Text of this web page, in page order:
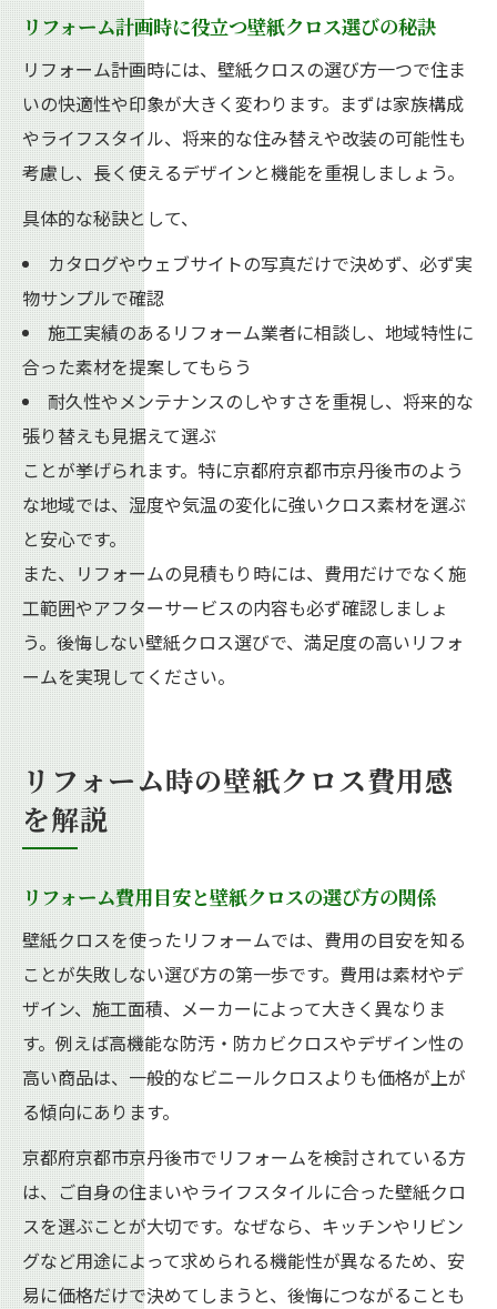
リフォーム計画時に役立つ壁紙クロス選びの秘訣
リフォーム計画時には、壁紙クロスの選び方一つで住ま
いの快適性や印象が大きく変わります。まずは家族構成
やライフスタイル、将来的な住み替えや改装の可能性も
考慮し、長く使えるデザインと機能を重視しましょう。
具体的な秘訣として、
カタログやウェブサイトの写真だけで決めず、必ず実
物サンプルで確認
施工実績のあるリフォーム業者に相談し、地域特性に
合った素材を提案してもらう
耐久性やメンテナンスのしやすさを重視し、将来的な
張り替えも見据えて選ぶ
ことが挙げられます。特に京都府京都市京丹後市のよう
な地域では、湿度や気温の変化に強いクロス素材を選ぶ
と安心です。
また、リフォームの見積もり時には、費用だけでなく施
工範囲やアフターサービスの内容も必ず確認しましょ
う。後悔しない壁紙クロス選びで、満足度の高いリフォ
ームを実現してください。
リフォーム時の壁紙クロス費用感
を解説
リフォーム費用目安と壁紙クロスの選び方の関係
壁紙クロスを使ったリフォームでは、費用の目安を知る
ことが失敗しない選び方の第一歩です。費用は素材やデ
ザイン、施工面積、メーカーによって大きく異なりま
す。例えば高機能な防汚・防カビクロスやデザイン性の
高い商品は、一般的なビニールクロスよりも価格が上が
る傾向にあります。
京都府京都市京丹後市でリフォームを検討されている方
は、ご自身の住まいやライフスタイルに合った壁紙クロ
スを選ぶことが大切です。なぜなら、キッチンやリビン
グなど用途によって求められる機能性が異なるため、安
易に価格だけで決めてしまうと、後悔につながることも